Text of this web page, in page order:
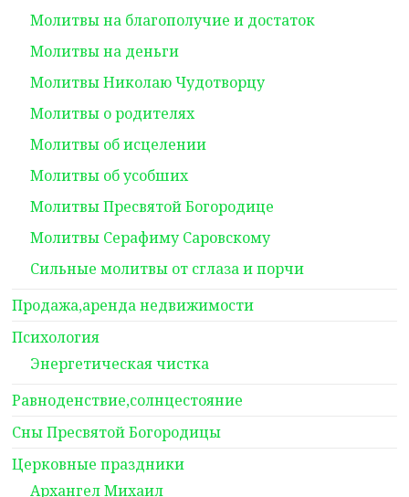
Молитвы на благополучие и достаток
Молитвы на деньги
Молитвы Николаю Чудотворцу
Молитвы о родителях
Молитвы об исцелении
Молитвы об усобших
Молитвы Пресвятой Богородице
Молитвы Серафиму Саровскому
Сильные молитвы от сглаза и порчи
Продажа,аренда недвижимости
Психология
Энергетическая чистка
Равноденствие,солнцестояние
Сны Пресвятой Богородицы
Церковные праздники
Архангел Михаил